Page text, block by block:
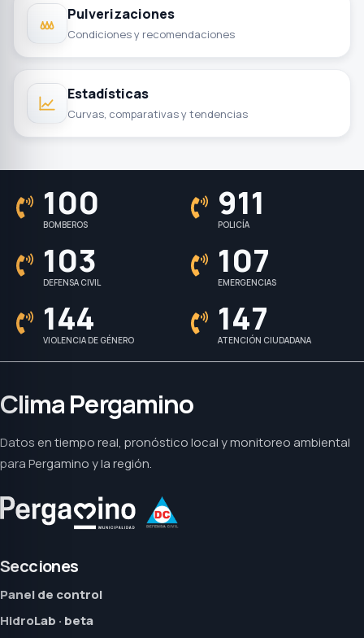
Pulverizaciones
Condiciones y recomendaciones
Estadísticas
Curvas, comparativas y tendencias
100
BOMBEROS
911
POLICÍA
103
DEFENSA CIVIL
107
EMERGENCIAS
144
VIOLENCIA DE GÉNERO
147
ATENCIÓN CIUDADANA
Clima Pergamino
Datos en tiempo real, pronóstico local y monitoreo ambiental
para Pergamino y la región.
Secciones
Panel de control
HidroLab · beta